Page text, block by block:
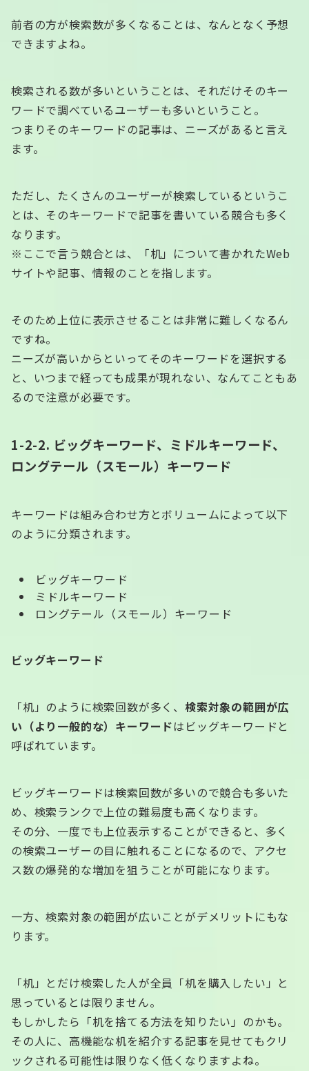
前者の方が検索数が多くなることは、なんとなく予想
できますよね。
検索される数が多いということは、それだけそのキー
ワードで調べているユーザーも多いということ。
つまりそのキーワードの記事は、ニーズがあると言え
ます。
ただし、たくさんのユーザーが検索しているというこ
とは、そのキーワードで記事を書いている競合も多く
なります。
※ここで言う競合とは、「机」について書かれたWeb
サイトや記事、情報のことを指します。
そのため上位に表示させることは非常に難しくなるん
ですね。
ニーズが高いからといってそのキーワードを選択する
と、いつまで経っても成果が現れない、なんてこともあ
るので注意が必要です。
1-2-2. ビッグキーワード、ミドルキーワード、
ロングテール（スモール）キーワード
キーワードは組み合わせ方とボリュームによって以下
のように分類されます。
ビッグキーワード
ミドルキーワード
ロングテール（スモール）キーワード
ビッグキーワード
「机」のように検索回数が多く、 検索対象の範囲が広
い（より一般的な）キーワードはビッグキーワードと
呼ばれています。
ビッグキーワードは検索回数が多いので競合も多いた
め、検索ランクで上位の難易度も高くなります。
その分、一度でも上位表示することができると、多く
の検索ユーザーの目に触れることになるので、アクセ
ス数の爆発的な増加を狙うことが可能になります。
一方、検索対象の範囲が広いことがデメリットにもな
ります。
「机」とだけ検索した人が全員「机を購入したい」と
思っているとは限りません。
もしかしたら「机を捨てる方法を知りたい」のかも。
その人に、高機能な机を紹介する記事を見せてもクリ
ックされる可能性は限りなく低くなりますよね。